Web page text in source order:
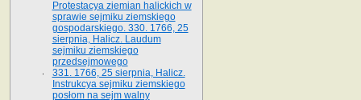
Protestacya ziemian halickich w
sprawie sejmiku ziemskiego
gospodarskiego. 330. 1766, 25
sierpnia, Halicz. Laudum
sejmiku ziemskiego
przedsejmowego
331. 1766, 25 sierpnia, Halicz.
Instrukcya sejmiku ziemskiego
posłom na sejm walny